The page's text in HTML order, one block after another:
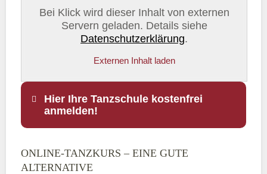
Bei Klick wird dieser Inhalt von externen
Servern geladen. Details siehe
Datenschutzerklärung.
Externen Inhalt laden
Hier Ihre Tanzschule kostenfrei
anmelden!
Name
ONLINE-TANZKURS – EINE GUTE
ALTERNATIVE